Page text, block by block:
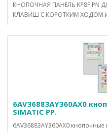
КНОПОЧНАЯ ПАНЕЛЬ KP8F PN
КЛАВИШ С КОРОТКИМ ХОДОМ
6AV36883AY360AX0
SIMATIC PP.
6AV36883AY360AX0 кнопочные